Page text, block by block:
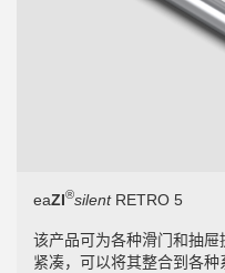
eaZI®silentRETRO 5
该产品可为各种滑门和抽
紧凑，可以将其整合到各